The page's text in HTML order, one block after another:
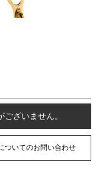
ざいません。
ついてのお問い合わせ